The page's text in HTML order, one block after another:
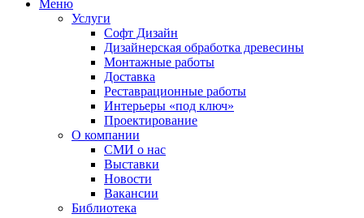
Меню
Услуги
Софт Дизайн
Дизайнерская обработка древесины
Монтажные работы
Доставка
Реставрационные работы
Интерьеры «под ключ»
Проектирование
О компании
СМИ о нас
Выставки
Новости
Вакансии
Библиотека